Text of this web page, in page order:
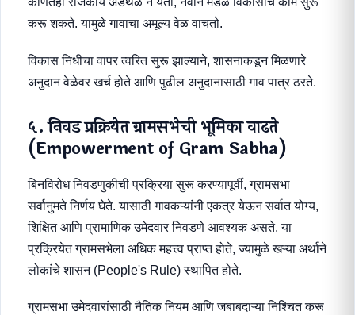
करू शकते. यामुळे गावाचा अमूल्य वेळ वाचतो.
विकास निधीचा वापर त्वरित सुरू झाल्याने, शासनाकडून मिळणारे
अनुदान वेळेवर खर्च होते आणि पुढील अनुदानासाठी गाव पात्र ठरते.
५. निवड प्रक्रियेत ग्रामसभेची भूमिका वाढते
(Empowerment of Gram Sabha)
बिनविरोध निवडणुकीची प्रक्रिया सुरू करण्यापूर्वी, ग्रामसभा
सर्वानुमते निर्णय घेते. यासाठी गावकऱ्यांनी एकत्र येऊन सर्वात योग्य,
शिक्षित आणि प्रामाणिक उमेदवार निवडणे आवश्यक असते. या
प्रक्रियेत ग्रामसभेला अधिक महत्त्व प्राप्त होते, ज्यामुळे खऱ्या अर्थाने
लोकांचे शासन (People's Rule) स्थापित होते.
ग्रामसभा उमेदवारांसाठी नैतिक नियम आणि जबाबदाऱ्या निश्चित करू